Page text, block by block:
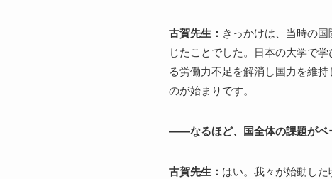
古賀先生： きっかけは、当時の
じたことでした。日本の大学で
る労働力不足を解消し国力を維
のが始まりです。
――なるほど、国全体の課題がベ
古賀先生： はい。我々が始動し